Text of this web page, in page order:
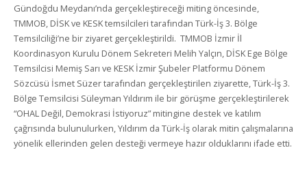
Gündoğdu Meydanı’nda gerçekleştireceği miting öncesinde,
TMMOB, DİSK ve KESK temsilcileri tarafından Türk-İş 3. Bölge
Temsilciliği’ne bir ziyaret gerçekleştirildi. TMMOB İzmir İl
Koordinasyon Kurulu Dönem Sekreteri Melih Yalçın, DİSK Ege Bölge
Temsilcisi Memiş Sarı ve KESK İzmir Şubeler Platformu Dönem
Sözcüsü İsmet Süzer tarafından gerçekleştirilen ziyarette, Türk-İş 3.
Bölge Temsilcisi Süleyman Yıldırım ile bir görüşme gerçekleştirilerek
“OHAL Değil, Demokrasi İstiyoruz” mitingine destek ve katılım
çağrısında bulunulurken, Yıldırım da Türk-İş olarak mitin çalışmalarına
yönelik ellerinden gelen desteği vermeye hazır olduklarını ifade etti.